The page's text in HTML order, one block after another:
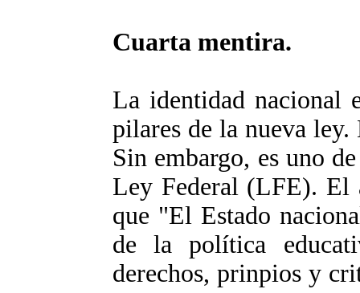
Cuarta mentira.
La identidad nacional
pilares de la nueva ley.
Sin embargo, es uno
Ley Federal (LFE). El
que "El Estado
de la política
derechos, prinpios y